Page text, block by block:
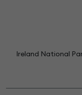
Ireland National